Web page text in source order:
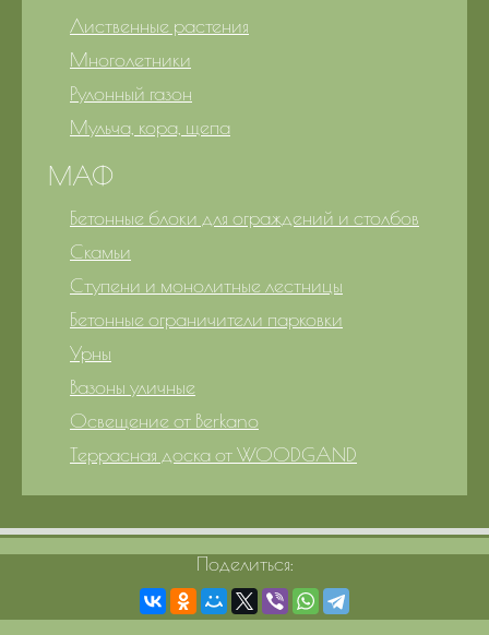
Лиственные растения
Многолетники
Рулонный газон
Мульча, кора, щепа
МАФ
Бетонные блоки для ограждений и столбов
Скамьи
Ступени и монолитные лестницы
Бетонные ограничители парковки
Урны
Вазоны уличные
Освещение от Berkano
Террасная доска от WOODGAND
Поделиться: